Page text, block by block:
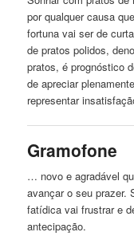
por qualquer causa
fortuna vai ser de
de pratos polidos,
pratos, é prognóstico
de apreciar
representar
Gramofone
… novo e agradável
avançar o seu prazer.
fatídica vai frustrar e
antecipação.